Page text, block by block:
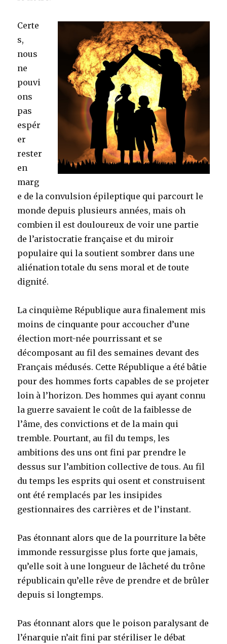
Certe
s,
nous
ne
pouvi
ons
pas
espér
er
rester
en
marg
e de la convulsion épileptique qui parcourt le
monde depuis plusieurs années, mais oh
combien il est douloureux de voir une partie
de l’aristocratie française et du miroir
populaire qui la soutient sombrer dans une
aliénation totale du sens moral et de toute
dignité.
La cinquième République aura finalement mis
moins de cinquante pour accoucher d’une
élection mort-née pourrissant et se
décomposant au fil des semaines devant des
Français médusés. Cette République a été bâtie
pour des hommes forts capables de se projeter
loin à l’horizon. Des hommes qui ayant connu
la guerre savaient le coût de la faiblesse de
l’âme, des convictions et de la main qui
tremble. Pourtant, au fil du temps, les
ambitions des uns ont fini par prendre le
dessus sur l’ambition collective de tous. Au fil
du temps les esprits qui osent et construisent
ont été remplacés par les insipides
gestionnaires des carrières et de l’instant.
Pas étonnant alors que de la pourriture la bête
immonde ressurgisse plus forte que jamais,
qu’elle soit à une longueur de lâcheté du trône
républicain qu’elle rêve de prendre et de brûler
depuis si longtemps.
Pas étonnant alors que le poison paralysant de
l’énarquie n’ait fini par stériliser le débat